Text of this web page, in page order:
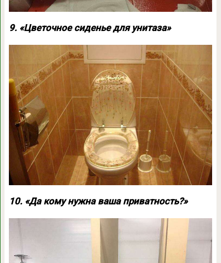
9. «Цветочное сиденье для унитаза»
10. «Да кому нужна ваша приватность?»